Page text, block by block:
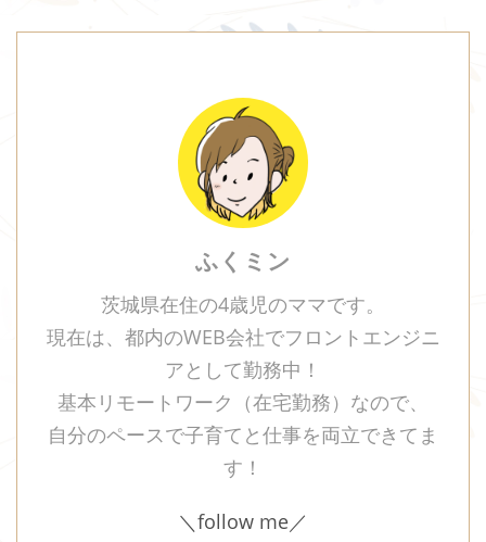
ふくミン
茨城県在住の4歳児のママです。
現在は、都内のWEB会社でフロントエンジニ
アとして勤務中！
基本リモートワーク（在宅勤務）なので、
自分のペースで子育てと仕事を両立できてま
す！
＼follow me／